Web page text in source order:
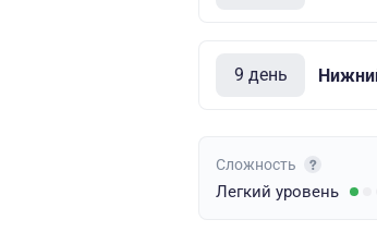
9 день
Сложность
Легкий уровень